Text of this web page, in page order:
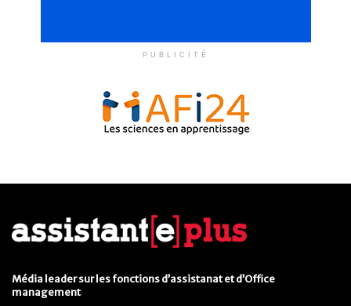
PUBLICITÉ
Média leader sur les fonctions d’assistanat et d’Office
management